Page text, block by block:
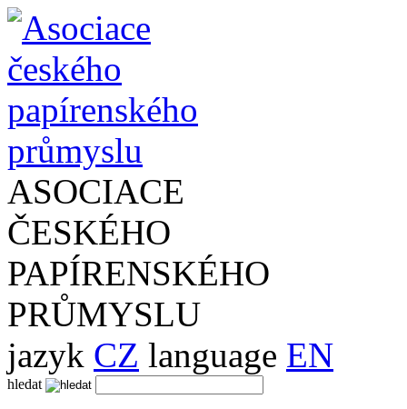
ASOCIACE
ČESKÉHO
PAPÍRENSKÉHO
PRŮMYSLU
jazyk CZ language EN
hledat